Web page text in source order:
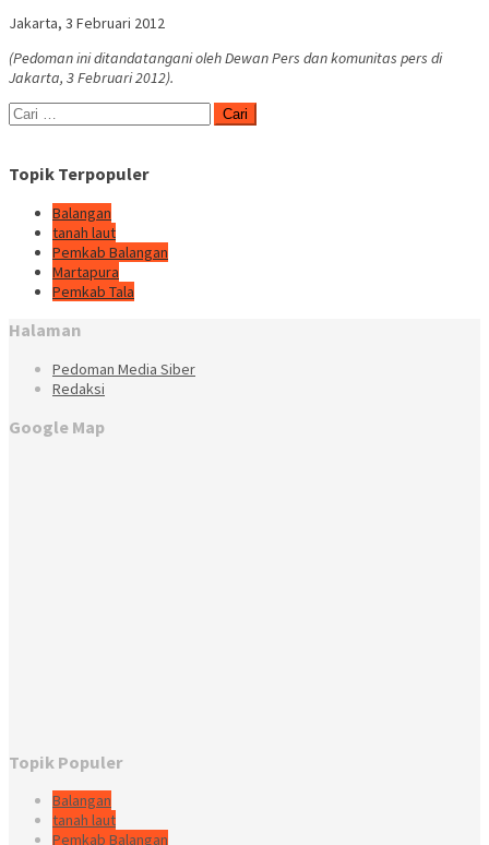
Jakarta, 3 Februari 2012
(Pedoman ini ditandatangani oleh Dewan Pers dan komunitas pers di
Jakarta, 3 Februari 2012).
Cari
untuk:
Topik Terpopuler
Balangan
tanah laut
Pemkab Balangan
Martapura
Pemkab Tala
Halaman
Pedoman Media Siber
Redaksi
Google Map
Topik Populer
Balangan
tanah laut
Pemkab Balangan